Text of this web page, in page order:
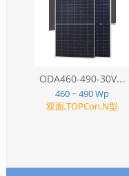
ODA460-490-30V...
460 ~ 490 Wp
双面,TOPCon,N型